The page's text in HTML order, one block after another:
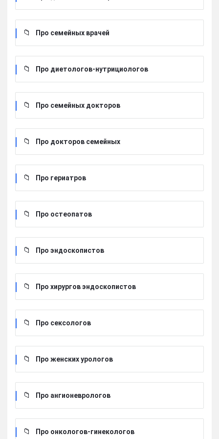
Про семейных врачей
Про диетологов-нутрициологов
Про семейных докторов
Про докторов семейных
Про гериатров
Про остеопатов
Про эндоскопистов
Про хирургов эндоскопистов
Про сексологов
Про женских урологов
Про ангионеврологов
Про онкологов-гинекологов